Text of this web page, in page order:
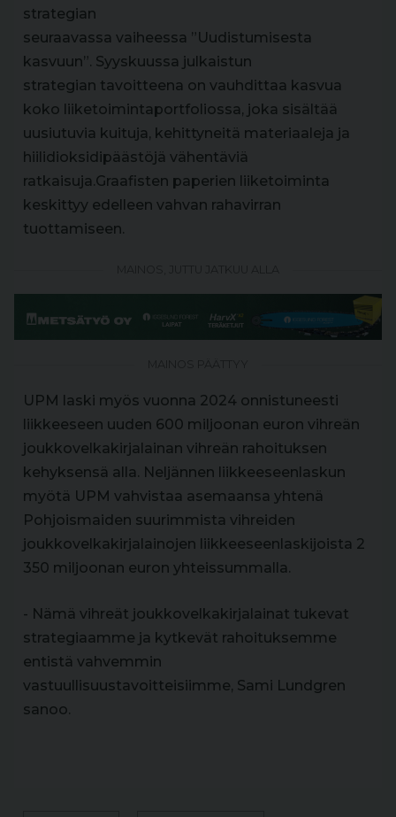
strategian
seuraavassa vaiheessa ”Uudistumisesta
kasvuun”. Syyskuussa julkaistun
strategian tavoitteena on vauhdittaa kasvua
koko liiketoimintaportfoliossa, joka sisältää
uusiutuvia kuituja, kehittyneitä materiaaleja ja
hiilidioksidipäästöjä vähentäviä
ratkaisuja.Graafisten paperien liiketoiminta
keskittyy edelleen vahvan rahavirran
tuottamiseen.
UPM laski myös vuonna 2024 onnistuneesti
liikkeeseen uuden 600 miljoonan euron vihreän
joukkovelkakirjalainan vihreän rahoituksen
kehyksensä alla. Neljännen liikkeeseenlaskun
myötä UPM vahvistaa asemaansa yhtenä
Pohjoismaiden suurimmista vihreiden
joukkovelkakirjalainojen liikkeeseenlaskijoista 2
350 miljoonan euron yhteissummalla.
- Nämä vihreät joukkovelkakirjalainat tukevat
strategiaamme ja kytkevät rahoituksemme
entistä vahvemmin
vastuullisuustavoitteisiimme, Sami Lundgren
sanoo.